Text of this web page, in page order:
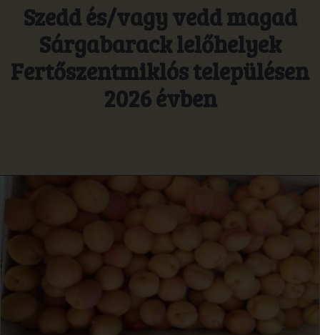
Szedd és/vagy vedd magad
Sárgabarack lelőhelyek
Fertőszentmiklós településen
2026 évben